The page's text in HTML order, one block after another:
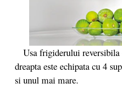
Usa frigiderului reversibila
dreapta este echipata cu 4
si unul mai mare.